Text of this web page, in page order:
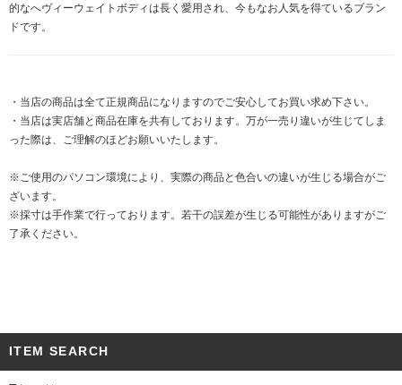
的なへヴィーウェイトボディは長く愛用され、今もなお人気を得ているブラン
ドです。
・当店の商品は全て正規商品になりますのでご安心してお買い求め下さい。
・当店は実店舗と商品在庫を共有しております。万が一売り違いが生じてしま
った際は、ご理解のほどお願いいたします。
※ご使用のパソコン環境により、実際の商品と色合いの違いが生じる場合がご
ざいます。
※採寸は手作業で行っております。若干の誤差が生じる可能性がありますがご
了承ください。
ITEM SEARCH